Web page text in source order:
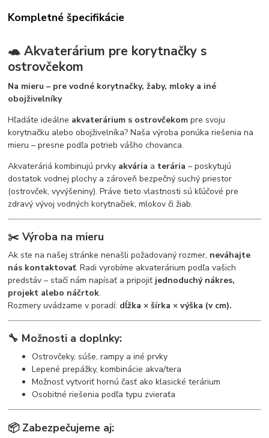
Kompletné špecifikácie
🐢 Akvaterárium pre korytnačky s
ostrovčekom
Na mieru – pre vodné korytnačky, žaby, mloky a iné
obojživelníky
Hľadáte ideálne akvaterárium s ostrovčekom pre svoju
korytnačku alebo obojživelníka? Naša výroba ponúka riešenia na
mieru – presne podľa potrieb vášho chovanca.
Akvateráriá kombinujú prvky akvária a terária – poskytujú
dostatok vodnej plochy a zároveň bezpečný suchý priestor
(ostrovček, vyvýšeniny). Práve tieto vlastnosti sú kľúčové pre
zdravý vývoj vodných korytnačiek, mlokov či žiab.
✂️Výroba na mieru
Ak ste na našej stránke nenašli požadovaný rozmer, neváhajte
nás kontaktovať. Radi vyrobíme akvaterárium podľa vašich
predstáv – stačí nám napísať a pripojiť jednoduchý nákres,
projekt alebo náčrtok.
Rozmery uvádzame v poradí: dĺžka × šírka × výška (v cm).
🔧 Možnosti a doplnky:
Ostrovčeky, súše, rampy a iné prvky
Lepené prepážky, kombinácie akva/tera
Možnosť vytvoriť hornú časť ako klasické terárium
Osobitné riešenia podľa typu zvieraťa
📦 Zabezpečujeme aj: